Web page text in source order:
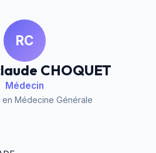
RC
CHOQUET
Médecin
Médecine Générale